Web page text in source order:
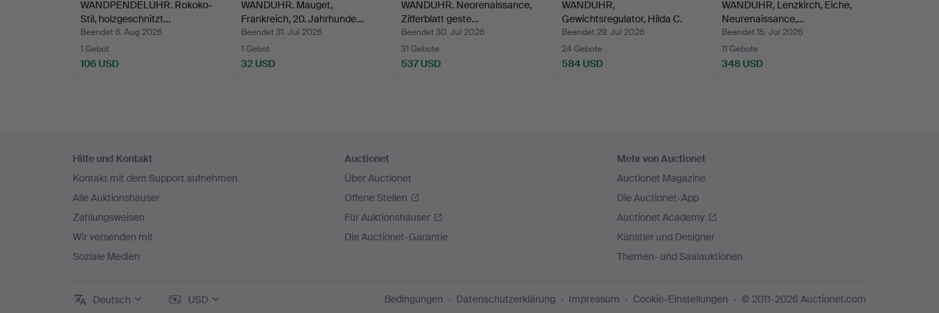
WANDPENDELUHR. Rokoko-
Stil, holzgeschnitzt…
Beendet 6. Aug 2026
1 Gebot
106 USD
WANDUHR. Mauget,
Frankreich, 20. Jahrhunde…
Beendet 31. Jul 2026
1 Gebot
32 USD
WANDUHR. Neorenaissance,
Zifferblatt geste…
Beendet 30. Jul 2026
31 Gebote
537 USD
WANDUHR,
Gewichtsregulator, Hilda C.
Petri…
Beendet 29. Jul 2026
24 Gebote
584 USD
WANDUHR, Lenzkirch, Eiche,
Neurenaissance,…
Beendet 15. Jul 2026
11 Gebote
348 USD
Navigation
Hilfe und Kontakt
Kontakt mit dem Support aufnehmen
Alle Auktionshäuser
Zahlungsweisen
Wir versenden mit
Soziale Medien
Auctionet
Über Auctionet
Offene Stellen
Für Auktionshäuser
Die Auctionet-Garantie
Mehr von Auctionet
Auctionet Magazine
Die Auctionet-App
Auctionet Academy
Künstler und Designer
Themen- und Saalauktionen
Deutsch USD Bedingungen Datenschutzerklärung Impressum Cookie-Einstellungen © 2011-2026 Auctionet.com